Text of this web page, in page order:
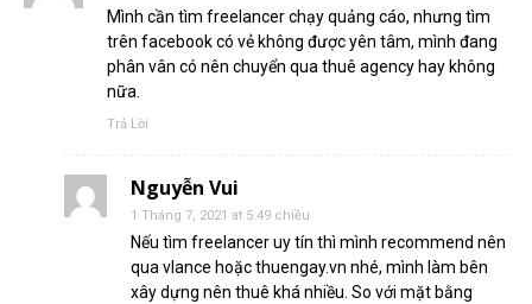
Mình cần tìm freelancer chạy quảng cáo, nhưng tìm
trên facebook có vẻ không được yên tâm, mình đang
phân vân có nên chuyển qua thuê agency hay không
nữa.
Trả Lời
Nguyễn Vui
1 Tháng 7, 2021 at 5:49 chiều
Nếu tìm freelancer uy tín thì mình recommend nên
qua vlance hoặc thuengay.vn nhé, mình làm bên
xây dựng nên thuê khá nhiều. So với mặt bằng